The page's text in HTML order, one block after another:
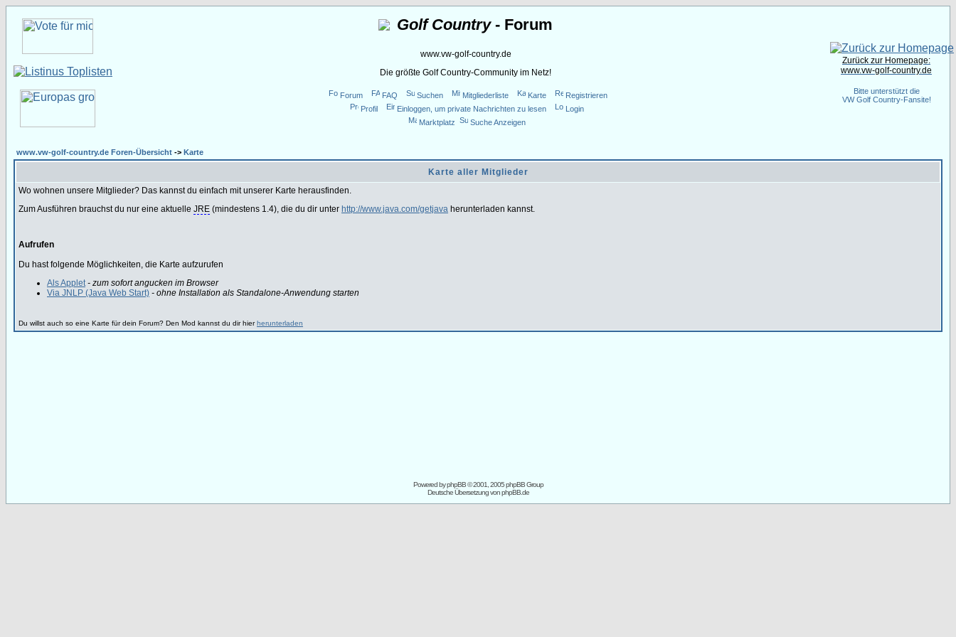
Golf Country- Forum
www.vw-golf-country.de
Die größte Golf Country-Community im Netz!
Forum FAQ Suchen Mitgliederliste Karte
Registrieren
Profil
Einloggen, um private Nachrichten zu lesen
Login
Marktplatz
Suche Anzeigen
Zurück zur Homepage:
www.vw-golf-country.de
Bitte unterstützt die
VW Golf Country-Fansite!
www.vw-golf-country.de Foren-Übersicht -> Karte
Karte aller Mitglieder
Wo wohnen unsere Mitglieder? Das kannst du einfach mit unserer Karte herausfinden.
Zum Ausführen brauchst du nur eine aktuelle JRE (mindestens 1.4), die du dir unter http://www.java.com/getjava herunterladen kannst.
Aufrufen
Du hast folgende Möglichkeiten, die Karte aufzurufen
Als Applet- zum sofort angucken im Browser
Via JNLP (Java Web Start) - ohne Installation als Standalone-Anwendung starten
Du willst auch so eine Karte für dein Forum? Den Mod kannst du dir hierherunterladen
Powered byphpBB© 2001, 2005 phpBB Group
Deutsche Übersetzung vonphpBB.de